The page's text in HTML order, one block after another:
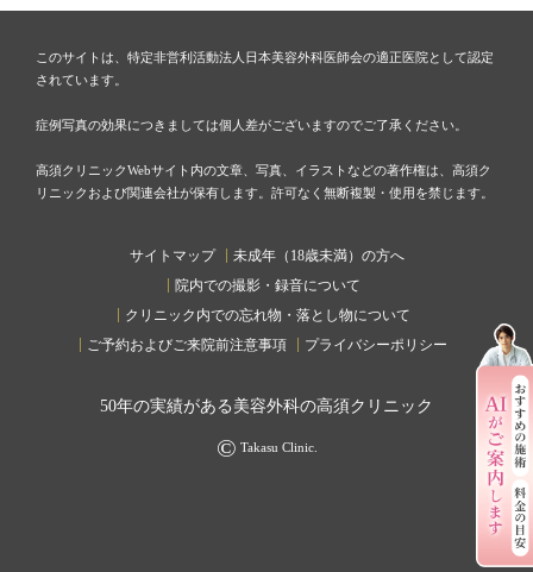
このサイトは、特定非営利活動法人日本美容外科医師会の適正医院として認定
されています。
症例写真の効果につきましては個人差がございますのでご了承ください。
高須クリニックWebサイト内の文章、写真、イラストなどの著作権は、高須ク
リニックおよび関連会社が保有します。許可なく無断複製・使用を禁じます。
サイトマップ
未成年（18歳未満）の方へ
院内での撮影・録音について
クリニック内での忘れ物・落とし物について
ご予約およびご来院前注意事項
プライバシーポリシー
50年の実績がある美容外科の高須クリニック
© Takasu Clinic.